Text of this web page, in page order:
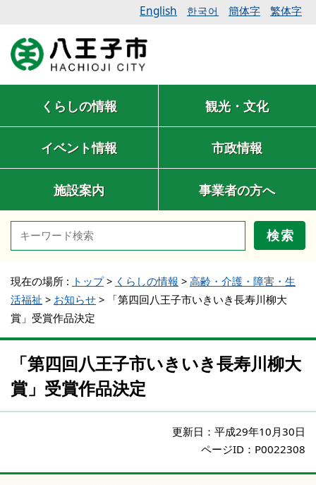
English 한국어 簡体字 繁体字
くらしの情報 観光・文化
イベント情報 市政情報
施設案内 事業者の方へ
検索
現在の場所 : トップ> くらしの情報 > 高齢・介護・障害・生
活福祉 > お知らせ >
「第四回八王子市いきいき長寿川柳大
賞」受賞作品決定
「第四回八王子市いきいき長寿川柳大
賞」受賞作品決定
更新日： 平成29年10月30日
ページID：P0022308